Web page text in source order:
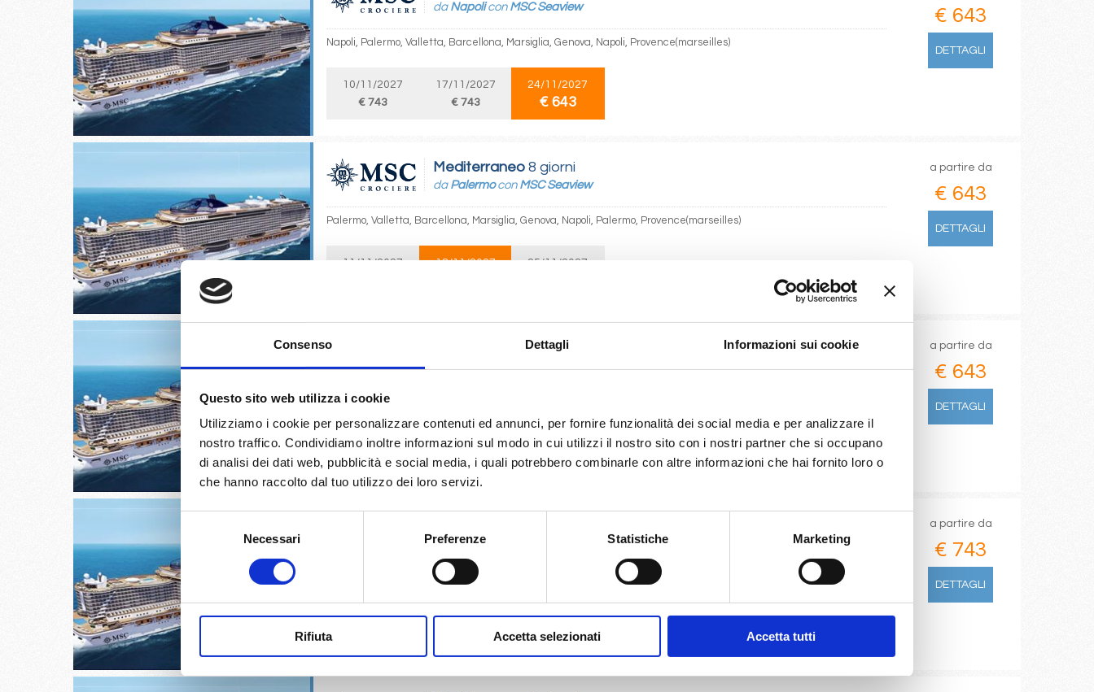
Consenso Dettagli Informazioni sui cookie
Questo sito web utilizza i cookie
Utilizziamo i cookie per personalizzare contenuti ed annunci, per fornire funzionalità dei social media e per analizzare il
nostro traffico. Condividiamo inoltre informazioni sul modo in cui utilizzi il nostro sito con i nostri partner che si occupano
di analisi dei dati web, pubblicità e social media, i quali potrebbero combinarle con altre informazioni che hai fornito loro o
che hanno raccolto dal tuo utilizzo dei loro servizi.
consenso
Necessari Preferenze Statistiche Marketing
Rifiuta Accetta selezionati Accetta tutti
da Napolicon MSC Seaview
Napoli, Palermo, Valletta, Barcellona, Marsiglia, Genova, Napoli, Provence(marseilles)
10/11/2027
€ 743
17/11/2027
€ 743
24/11/2027
€ 643
€ 643
DETTAGLI
Mediterraneo 8 giorni
da Palermocon MSC Seaview
Palermo, Valletta, Barcellona, Marsiglia, Genova, Napoli, Palermo, Provence(marseilles)
11/11/2027
18/11/2027
25/11/2027
a partire da
€ 643
DETTAGLI
8 giorni
Barcellona, Marsiglia, Genova, Napoli, Palermo, Valletta, Barcellona, Provence(marseilles)
14/11/2027
€ 743
21/11/2027
€ 643
28/11/2027
€ 643
a partire da
€ 643
DETTAGLI
daBarcellona
Barcellona, Marsiglia, Genova, Napoli, Palermo, Valletta, Barcellona, Provence(marseilles)
28/03/2027
a partire da
€ 743
DETTAGLI